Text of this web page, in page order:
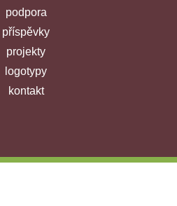
podpora
příspěvky
projekty
logotypy
kontakt